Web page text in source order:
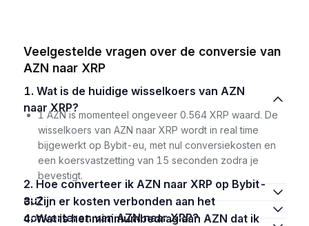
Veelgestelde vragen over de conversie van
AZN naar XRP
1. Wat is de huidige wisselkoers van AZN
naar XRP?
1 AZN is momenteel ongeveer 0.564 XRP waard. De
wisselkoers van AZN naar XRP wordt in real time
bijgewerkt op Bybit-eu, met nul conversiekosten en
een koersvastzetting van 15 seconden zodra je
bevestigt.
2. Hoe converteer ik AZN naar XRP op Bybit-
eu?
3. Zijn er kosten verbonden aan het
converteren van AZN naar XRP?
4. Wat is het minimumbedrag aan AZN dat ik